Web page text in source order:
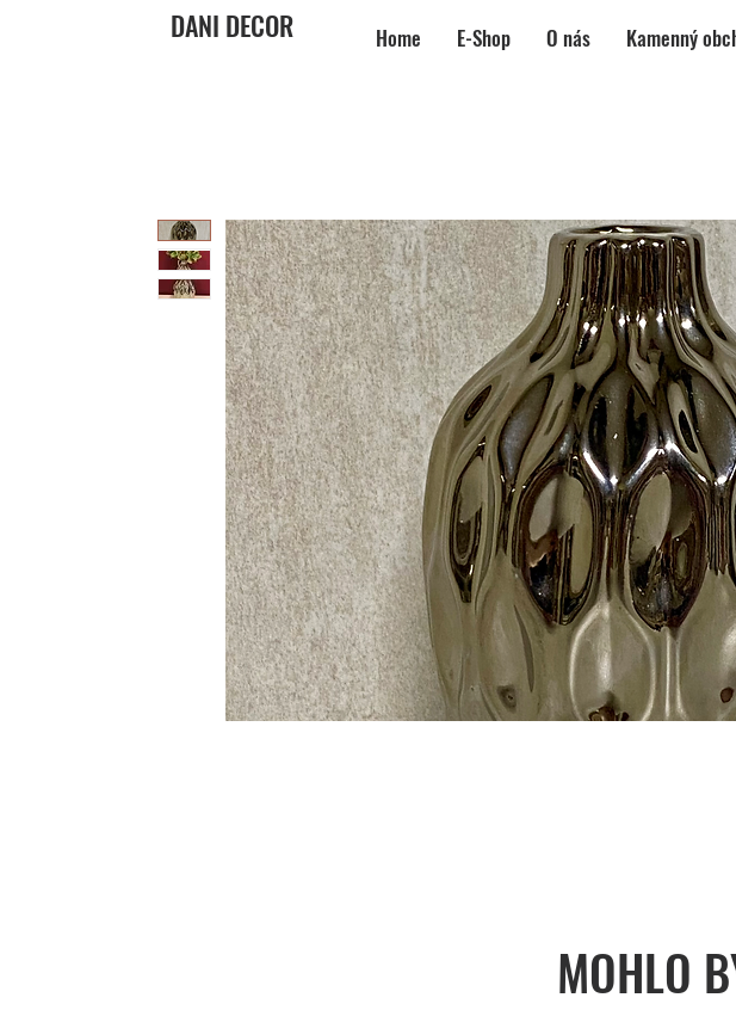
DANI DECOR Home E-Shop O nás Kamenný
MOHLO